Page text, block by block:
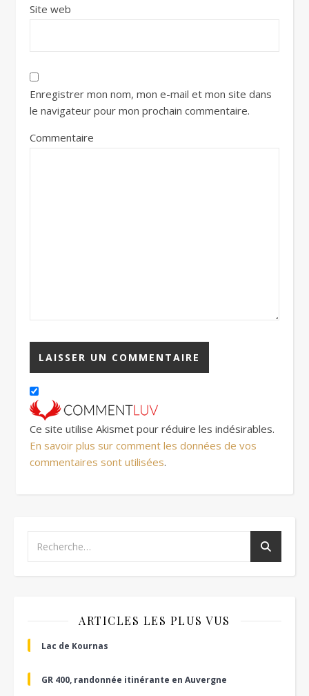
Site web
Enregistrer mon nom, mon e-mail et mon site dans
le navigateur pour mon prochain commentaire.
Commentaire
Ce site utilise Akismet pour réduire les indésirables.
En savoir plus sur comment les données de vos
commentaires sont utilisées.
ARTICLES LES PLUS VUS
Lac de Kournas
GR 400, randonnée itinérante en Auvergne